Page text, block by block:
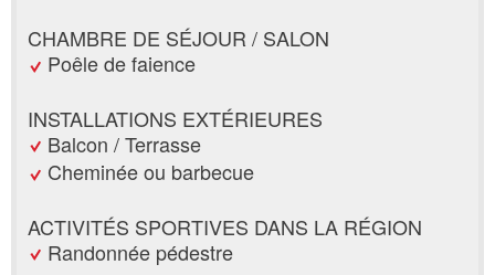
CHAMBRE DE SÉJOUR / SALON
Poêle de faience
INSTALLATIONS EXTÉRIEURES
Balcon / Terrasse
Cheminée ou barbecue
ACTIVITÉS SPORTIVES DANS LA RÉGION
Randonnée pédestre